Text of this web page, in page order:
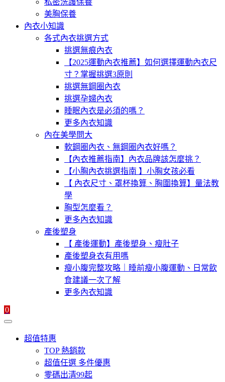
私密洗護保養
美胸保養
內衣小知識
各式內衣挑選方式
挑選無痕內衣
【2025運動內衣推薦】如何選擇運動內衣尺
寸？掌握挑選3原則
挑選無鋼圈內衣
挑選孕婦內衣
睡眠內衣是必須的嗎？
更多內衣知識
內在美學問大
軟鋼圈內衣、無鋼圈內衣好嗎？
【內衣推薦指南】內衣品牌該怎麼挑？
【小胸內衣挑選指南 】小胸女孩必看
【 內衣尺寸、罩杯換算、胸圍換算】量法教
學
胸型怎麼看？
更多內衣知識
產後塑身
【 產後運動】產後塑身、瘦肚子
產後塑身衣有用嗎
瘦小腹完整攻略｜睡前瘦小腹運動、日常飲
食建議一次了解
更多內衣知識
0
超值特惠
TOP 熱銷款
超值任選 多件優惠
零碼出清99起